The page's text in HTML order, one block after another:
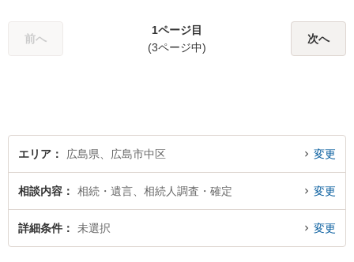
対応可】
前へ
1ページ目
(3ページ中)
次へ
エリア 広島県、広島市中区 変更
相談内容 相続・遺言、相続人調査・確定 変更
詳細条件 未選択 変更